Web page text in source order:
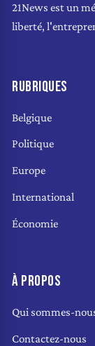
21News est un
liberté,
RUBRIQUES
Belgique
Politique
Europe
International
Économie
À PROPOS
Qui sommes-
Contactez-nous